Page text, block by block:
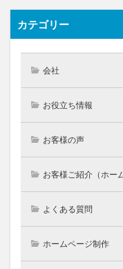
カテゴリー
会社
お役立ち情報
お客様の声
お客様ご紹介（ホー
よくある質問
ホームページ制作